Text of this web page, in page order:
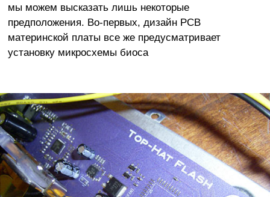
мы можем высказать лишь некоторые
предположения. Во-первых, дизайн PCB
материнской платы все же предусматривает
установку микросхемы биоса